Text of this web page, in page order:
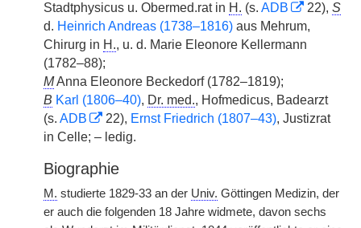
Stadtphysicus u. Obermed.rat in H. (s. ADB 22), S
d. Heinrich Andreas (1738–1816) aus Mehrum,
Chirurg in H., u. d. Marie Eleonore Kellermann
(1782–88);
MAnna Eleonore Beckedorf (1782–1819);
B Karl (1806–40), Dr. med., Hofmedicus, Badearzt
(s. ADB 22), Ernst Friedrich (1807–43), Justizrat
in Celle; – ledig.
Biographie
M. studierte 1829-33 an der Univ. Göttingen Medizin, der
er auch die folgenden 18 Jahre widmete, davon sechs